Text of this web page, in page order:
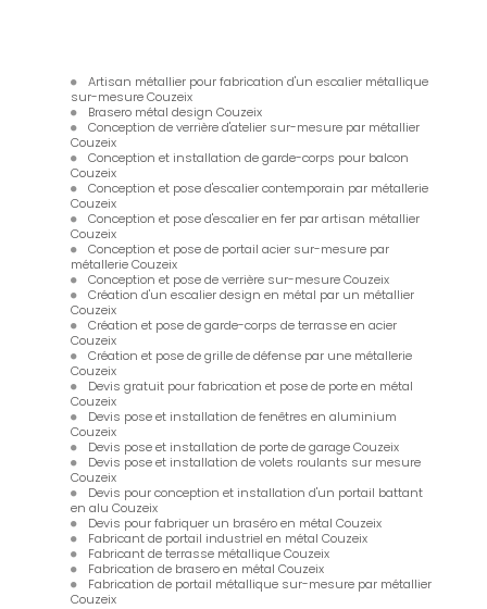
Artisan métallier pour fabrication d'un escalier métallique
sur-mesure Couzeix
Brasero métal design Couzeix
Conception de verrière d'atelier sur-mesure par métallier
Couzeix
Conception et installation de garde-corps pour balcon
Couzeix
Conception et pose d'escalier contemporain par métallerie
Couzeix
Conception et pose d'escalier en fer par artisan métallier
Couzeix
Conception et pose de portail acier sur-mesure par
métallerie Couzeix
Conception et pose de verrière sur-mesure Couzeix
Création d'un escalier design en métal par un métallier
Couzeix
Création et pose de garde-corps de terrasse en acier
Couzeix
Création et pose de grille de défense par une métallerie
Couzeix
Devis gratuit pour fabrication et pose de porte en métal
Couzeix
Devis pose et installation de fenêtres en aluminium
Couzeix
Devis pose et installation de porte de garage Couzeix
Devis pose et installation de volets roulants sur mesure
Couzeix
Devis pour conception et installation d'un portail battant
en alu Couzeix
Devis pour fabriquer un braséro en métal Couzeix
Fabricant de portail industriel en métal Couzeix
Fabricant de terrasse métallique Couzeix
Fabrication de brasero en métal Couzeix
Fabrication de portail métallique sur-mesure par métallier
Couzeix